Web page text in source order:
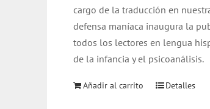
cargo de la traducción en
defensa maníaca inaugura la
todos los lectores en lengua
de la infancia y el psicoanálisis.
Añadir al carrito Detalles